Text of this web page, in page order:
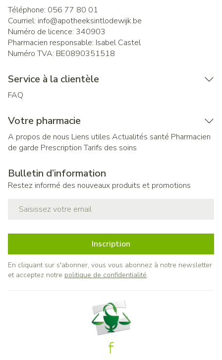
Téléphone: 056 77 80 01
Courriel: info@apotheeksintlodewijk.be
Numéro de licence: 340903
Pharmacien responsable: Isabel Castel
Numéro TVA: BE0890351518
Service à la clientèle
FAQ
Votre pharmacie
A propos de nous Liens utiles Actualités santé Pharmacien
de garde Prescription Tarifs des soins
Bulletin d’information
Restez informé des nouveaux produits et promotions
Inscription
En cliquant sur s'abonner, vous vous abonnez à notre newsletter
et acceptez notre politique de confidentialité.